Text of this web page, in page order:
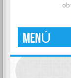
MENÚ